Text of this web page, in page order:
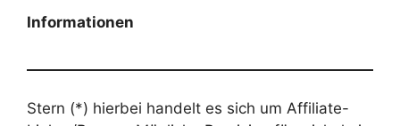
Informationen
Stern (*) hierbei handelt es sich um Affiliate-